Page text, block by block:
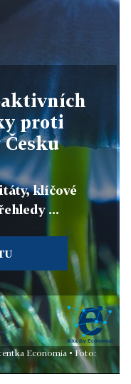
proti
Česku
klíčové
...
Economia • Foto: